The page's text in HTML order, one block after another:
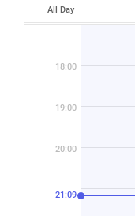
All Day
18:00
19:00
20:00
21:09